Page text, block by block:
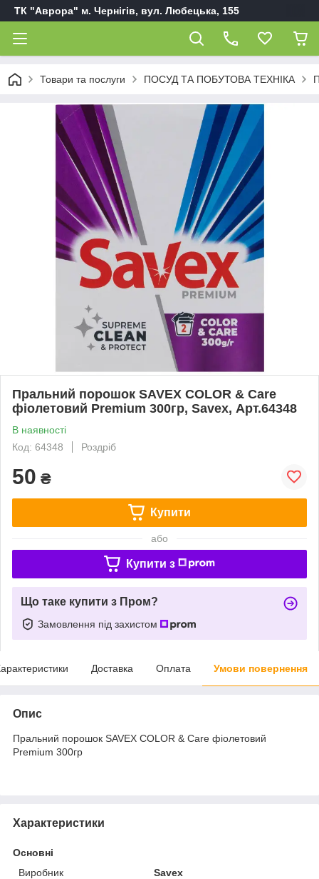
ТК "Аврора" м. Чернігів, вул. Любецька, 155
Товари та послуги ПОСУД ТА ПОБУТОВА ТЕХНІКА
Пральний порошок SAVEX COLOR & Care
фіолетовий Premium 300гр, Savex, Арт.64348
В наявності
Код: 64348
Роздріб
50 ₴
Купити
або
Купити з
Що таке купити з Пром?
Замовлення під захистом
Доставка Оплата Умови повернення
Опис
Пральний порошок SAVEX COLOR & Care фіолетовий
Premium 300гр
Характеристики
Основні
Виробник
Savex